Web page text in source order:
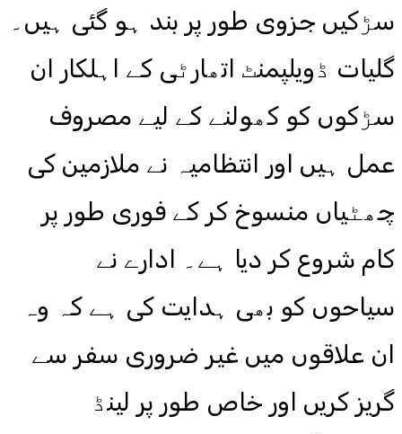
سڑکیں جزوی طور پر بند ہو گئی ہیں۔
گلیات ڈویلپمنٹ اتھارٹی کے اہلکار ان
سڑکوں کو کھولنے کے لیے مصروف
عمل ہیں اور انتظامیہ نے ملازمین کی
چھٹیاں منسوخ کر کے فوری طور پر
کام شروع کر دیا ہے۔ ادارے نے
سیاحوں کو بھی ہدایت کی ہے کہ وہ
ان علاقوں میں غیر ضروری سفر سے
گریز کریں اور خاص طور پر لینڈ